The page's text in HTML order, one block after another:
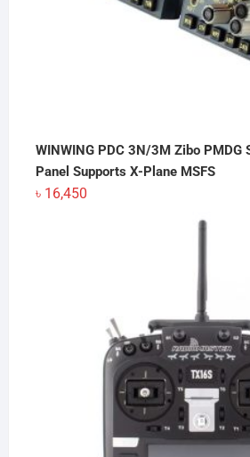
WINWING PDC 3N/3M Zibo PMDG
Panel Supports X-Plane MSFS
৳ 16,450